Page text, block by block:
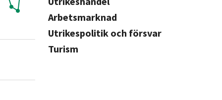
Arbetsmarknad
Utrikespolitik och försvar
Turism